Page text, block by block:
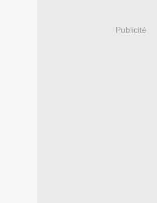
Publicité